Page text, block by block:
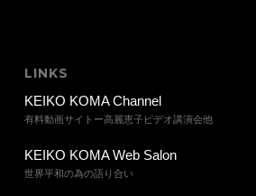
LINKS
KEIKO KOMA Channel
有料動画サイトー高麗恵子ビデオ講演会他
KEIKO KOMA Web Salon
世界平和の為の語り合い